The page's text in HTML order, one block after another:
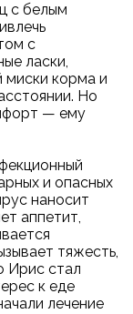
с белым
с
ласки,
миски корма и
Но
— ему
и опасных
наносит
аппетит,
тяжесть,
Ирис стал
к еде
лечение